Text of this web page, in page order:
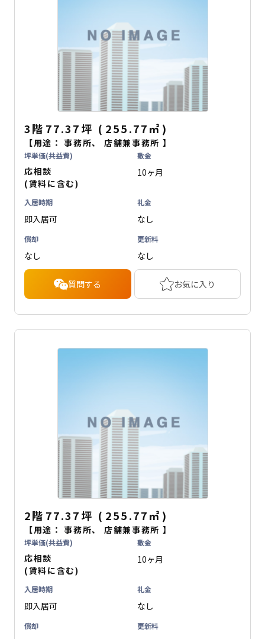
3階 77.37坪 ( 255.77㎡ )
【用途：事務所、 店舗兼事務所 】
坪単価(共益費)
応相談
(賃料に含む)
敷金
10ヶ月
入居時期
即入居可
礼金
なし
償却
なし
更新料
なし
質問する お気に入り
2階 77.37坪 ( 255.77㎡ )
【用途：事務所、 店舗兼事務所 】
坪単価(共益費)
応相談
(賃料に含む)
敷金
10ヶ月
入居時期
即入居可
礼金
なし
償却 更新料